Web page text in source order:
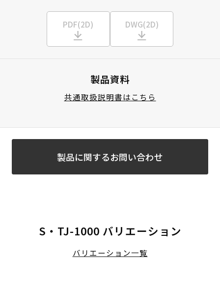
PDF(2D) DWG(2D)
製品資料
共通取扱説明書はこちら
製品に関するお問い合わせ
S・TJ-1000 バリエーション
バリエーション一覧